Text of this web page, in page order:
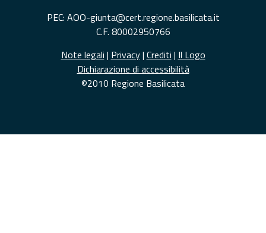
PEC: AOO-giunta@cert.regione.basilicata.it
C.F. 80002950766
Note legali | Privacy| Crediti | Il Logo
Dichiarazione di accessibilità
©2010 Regione Basilicata